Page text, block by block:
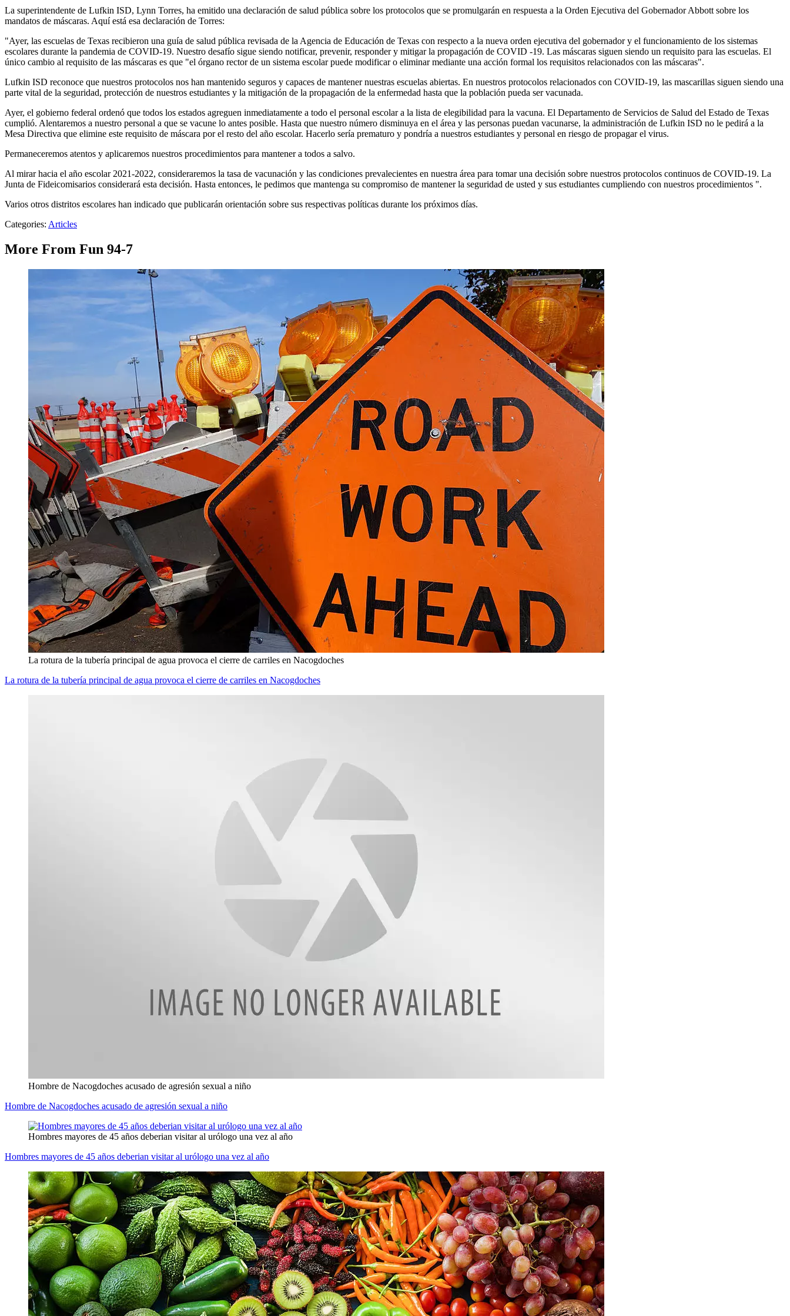
La superintendente de Lufkin ISD, Lynn Torres, ha emitido una declaración de salud pública sobre los protocolos que se promulgarán en respuesta a la Orden Ejecutiva del Gobernador Abbott sobre los
mandatos de máscaras. Aquí está esa declaración de Torres:
"Ayer, las escuelas de Texas recibieron una guía de salud pública revisada de la Agencia de Educación de Texas con respecto a la nueva orden ejecutiva del gobernador y el funcionamiento de los sistemas
escolares durante la pandemia de COVID-19. Nuestro desafío sigue siendo notificar, prevenir, responder y mitigar la propagación de COVID -19. Las máscaras siguen siendo un requisito para las escuelas. El
único cambio al requisito de las máscaras es que "el órgano rector de un sistema escolar puede modificar o eliminar mediante una acción formal los requisitos relacionados con las máscaras".
Lufkin ISD reconoce que nuestros protocolos nos han mantenido seguros y capaces de mantener nuestras escuelas abiertas. En nuestros protocolos relacionados con COVID-19, las mascarillas siguen siendo una
parte vital de la seguridad, protección de nuestros estudiantes y la mitigación de la propagación de la enfermedad hasta que la población pueda ser vacunada.
Ayer, el gobierno federal ordenó que todos los estados agreguen inmediatamente a todo el personal escolar a la lista de elegibilidad para la vacuna. El Departamento de Servicios de Salud del Estado de Texas
cumplió. Alentaremos a nuestro personal a que se vacune lo antes posible. Hasta que nuestro número disminuya en el área y las personas puedan vacunarse, la administración de Lufkin ISD no le pedirá a la
Mesa Directiva que elimine este requisito de máscara por el resto del año escolar. Hacerlo sería prematuro y pondría a nuestros estudiantes y personal en riesgo de propagar el virus.
Permaneceremos atentos y aplicaremos nuestros procedimientos para mantener a todos a salvo.
Al mirar hacia el año escolar 2021-2022, consideraremos la tasa de vacunación y las condiciones prevalecientes en nuestra área para tomar una decisión sobre nuestros protocolos continuos de COVID-19. La
Junta de Fideicomisarios considerará esta decisión. Hasta entonces, le pedimos que mantenga su compromiso de mantener la seguridad de usted y sus estudiantes cumpliendo con nuestros procedimientos ".
Varios otros distritos escolares han indicado que publicarán orientación sobre sus respectivas políticas durante los próximos días.
Categories: Articles
More From Fun 94-7
La rotura de la tubería principal de agua provoca el cierre de carriles en Nacogdoches
La rotura de la tubería principal de agua provoca el cierre de carriles en Nacogdoches
Hombre de Nacogdoches acusado de agresión sexual a niño
Hombre de Nacogdoches acusado de agresión sexual a niño
Hombres mayores de 45 años deberian visitar al urólogo una vez al año
Hombres mayores de 45 años deberian visitar al urólogo una vez al año